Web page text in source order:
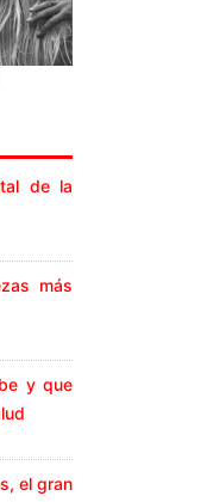
de la
más
y que
el gran